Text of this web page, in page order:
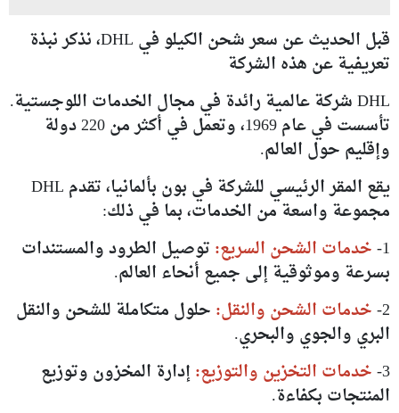
قبل الحديث عن سعر شحن الكيلو في DHL، نذكر نبذة
تعريفية عن هذه الشركة
DHL شركة عالمية رائدة في مجال الخدمات اللوجستية.
تأسست في عام 1969، وتعمل في أكثر من 220 دولة
وإقليم حول العالم.
يقع المقر الرئيسي للشركة في بون بألمانيا، تقدم DHL
مجموعة واسعة من الخدمات، بما في ذلك:
1- خدمات الشحن السريع: توصيل الطرود والمستندات
بسرعة وموثوقية إلى جميع أنحاء العالم.
2- خدمات الشحن والنقل: حلول متكاملة للشحن والنقل
البري والجوي والبحري.
3- خدمات التخزين والتوزيع:إدارة المخزون وتوزيع
المنتجات بكفاءة.